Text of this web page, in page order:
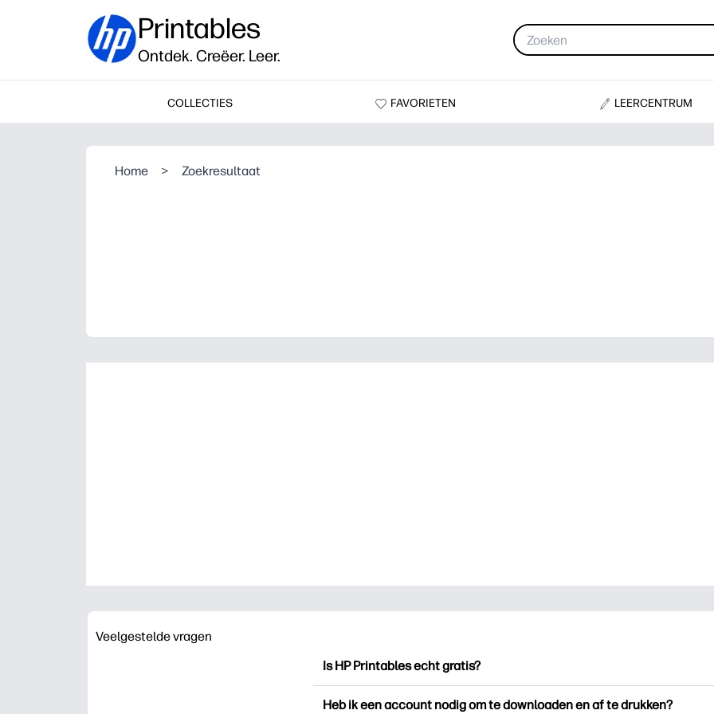
Printables
Ontdek. Creëer. Leer.
COLLECTIES FAVORIETEN LEERCENTRUM
Home > Zoekresultaat
Veelgestelde vragen
Is HP Printables echt gratis?
Heb ik een account nodig om te downloaden en af te drukken?